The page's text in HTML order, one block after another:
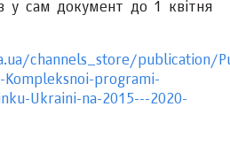
у сам документ до 1 квітня
channels_store/publication/
programi-
Ukraini-na-2015---2020-